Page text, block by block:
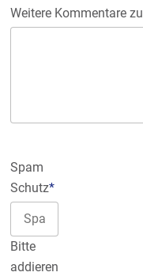
Weitere Kommentare
Spam
Schutz*
Bitte
addieren